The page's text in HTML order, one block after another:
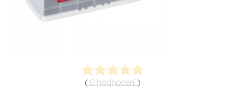
( 0 hodnocení )